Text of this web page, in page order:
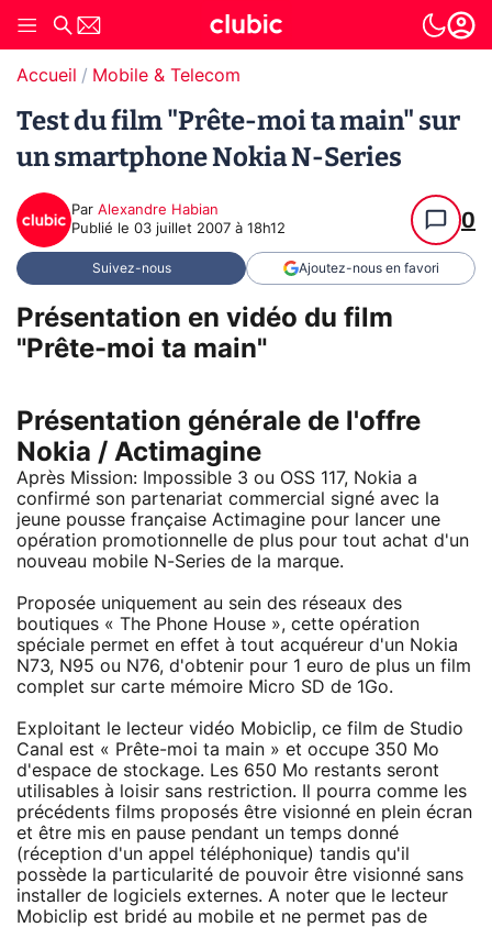
Accueil Mobile & Telecom
Test du film "Prête-moi ta main" sur
un smartphone Nokia N-Series
Par Alexandre Habian
Publié le 03 juillet 2007 à 18h12 0
Suivez-nous Ajoutez-nous en favori
Présentation en vidéo du film
"Prête-moi ta main"
Présentation générale de l'offre
Nokia / Actimagine
Après Mission: Impossible 3 ou OSS 117, Nokia a
confirmé son partenariat commercial signé avec la
jeune pousse française Actimagine pour lancer une
opération promotionnelle de plus pour tout achat d'un
nouveau mobile N-Series de la marque.
Proposée uniquement au sein des réseaux des
boutiques « The Phone House », cette opération
spéciale permet en effet à tout acquéreur d'un Nokia
N73, N95 ou N76, d'obtenir pour 1 euro de plus un film
complet sur carte mémoire Micro SD de 1Go.
Exploitant le lecteur vidéo Mobiclip, ce film de Studio
Canal est « Prête-moi ta main » et occupe 350 Mo
d'espace de stockage. Les 650 Mo restants seront
utilisables à loisir sans restriction. Il pourra comme les
précédents films proposés être visionné en plein écran
et être mis en pause pendant un temps donné
(réception d'un appel téléphonique) tandis qu'il
possède la particularité de pouvoir être visionné sans
installer de logiciels externes. A noter que le lecteur
Mobiclip est bridé au mobile et ne permet pas de